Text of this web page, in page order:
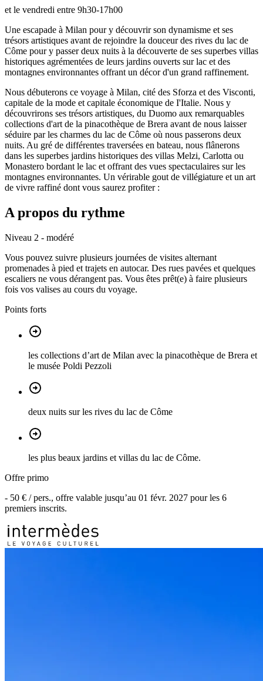
et le vendredi entre 9h30-17h00
Une escapade à Milan pour y découvrir son dynamisme et ses
trésors artistiques avant de rejoindre la douceur des rives du lac de
Côme pour y passer deux nuits à la découverte de ses superbes villas
historiques agrémentées de leurs jardins ouverts sur lac et des
montagnes environnantes offrant un décor d'un grand raffinement.
Nous débuterons ce voyage à Milan, cité des Sforza et des Visconti,
capitale de la mode et capitale économique de I'Italie. Nous y
découvrirons ses trésors artistiques, du Duomo aux remarquables
collections d'art de la pinacothèque de Brera avant de nous laisser
séduire par les charmes du lac de Côme où nous passerons deux
nuits. Au gré de différentes traversées en bateau, nous flânerons
dans les superbes jardins historiques des villas Melzi, Carlotta ou
Monastero bordant le lac et offrant des vues spectaculaires sur les
montagnes environnantes. Un vérirable gout de villégiature et un art
de vivre raffiné dont vous saurez profiter :
A propos du rythme
Niveau 2 - modéré
Vous pouvez suivre plusieurs journées de visites alternant
promenades à pied et trajets en autocar. Des rues pavées et quelques
escaliers ne vous dérangent pas. Vous êtes prêt(e) à faire plusieurs
fois vos valises au cours du voyage.
Points forts
les collections d’art de Milan avec la pinacothèque de Brera et
le musée Poldi Pezzoli
deux nuits sur les rives du lac de Côme
les plus beaux jardins et villas du lac de Côme.
Offre primo
- 50 € / pers., offre valable jusqu’au 01 févr. 2027 pour les 6
premiers inscrits.